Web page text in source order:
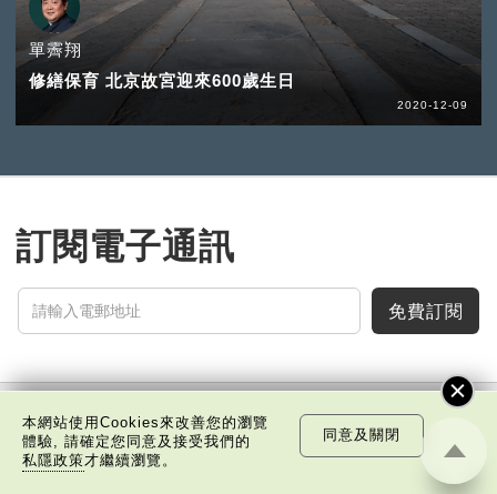
單霽翔
修繕保育 北京故宮迎來600歲生日
2020-12-09
訂閱電子通訊
免費訂閱
中國科技 樂活灣區 潮遊生活 通識中國 非凡人事
文化精華
本網站使用Cookies來改善您的瀏覽
體驗, 請確定您同意及接受我們的
私隱政策才繼續瀏覽。
同意及關閉